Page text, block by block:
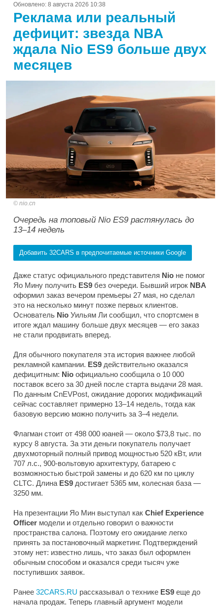
Обновлено: 8 августа 2026 10:38
Реклама или реальный
дефицит: звезда NBA
ждала Nio ES9 больше двух
месяцев
nio.cn
Очередь на топовый Nio ES9 растянулась до
13–14 недель
Добавить 32CARS в предпочитаемые источники Google
Даже статус официального представителя Nio не помог
Яо Мину получить ES9 без очереди. Бывший игрок NBA
оформил заказ вечером премьеры 27 мая, но сделал
это на несколько минут позже первых клиентов.
Основатель Nio Уильям Ли сообщил, что спортсмен в
итоге ждал машину больше двух месяцев — его заказ
не стали продвигать вперед.
Для обычного покупателя эта история важнее любой
рекламной кампании. ES9 действительно оказался
дефицитным: Nio официально сообщила о 10 000
поставок всего за 30 дней после старта выдачи 28 мая.
По данным CnEVPost, ожидание дорогих модификаций
сейчас составляет примерно 13–14 недель, тогда как
базовую версию можно получить за 3–4 недели.
Флагман стоит от 498 000 юаней — около $73,8 тыс. по
курсу 8 августа. За эти деньги покупатель получает
двухмоторный полный привод мощностью 520 кВт, или
707 л.с., 900-вольтовую архитектуру, батарею с
возможностью быстрой замены и до 620 км по циклу
CLTC. Длина ES9 достигает 5365 мм, колесная база —
3250 мм.
На презентации Яо Мин выступал как Chief Experience
Officer модели и отдельно говорил о важности
пространства салона. Поэтому его ожидание легко
принять за постановочный маркетинг. Подтверждений
этому нет: известно лишь, что заказ был оформлен
обычным способом и оказался среди тысяч уже
поступивших заявок.
Ранее 32CARS.RU рассказывал о технике ES9 еще до
начала продаж. Теперь главный аргумент модели